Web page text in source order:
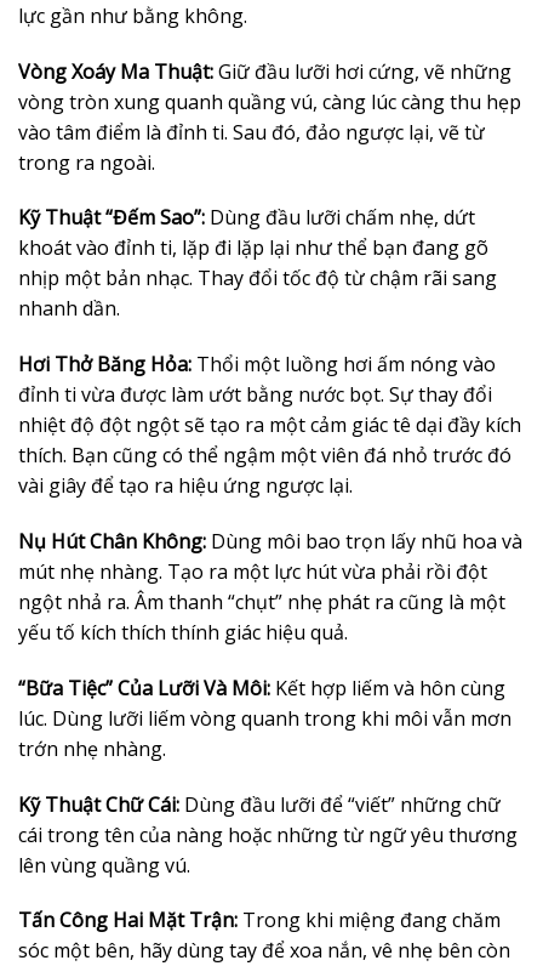
lực gần như bằng không.
Vòng Xoáy Ma Thuật:Giữ đầu lưỡi hơi cứng, vẽ những
vòng tròn xung quanh quầng vú, càng lúc càng thu hẹp
vào tâm điểm là đỉnh ti. Sau đó, đảo ngược lại, vẽ từ
trong ra ngoài.
Kỹ Thuật “Đếm Sao”: Dùng đầu lưỡi chấm nhẹ, dứt
khoát vào đỉnh ti, lặp đi lặp lại như thể bạn đang gõ
nhịp một bản nhạc. Thay đổi tốc độ từ chậm rãi sang
nhanh dần.
Hơi Thở Băng Hỏa: Thổi một luồng hơi ấm nóng vào
đỉnh ti vừa được làm ướt bằng nước bọt. Sự thay đổi
nhiệt độ đột ngột sẽ tạo ra một cảm giác tê dại đầy kích
thích. Bạn cũng có thể ngậm một viên đá nhỏ trước đó
vài giây để tạo ra hiệu ứng ngược lại.
Nụ Hút Chân Không: Dùng môi bao trọn lấy nhũ hoa và
mút nhẹ nhàng. Tạo ra một lực hút vừa phải rồi đột
ngột nhả ra. Âm thanh “chụt” nhẹ phát ra cũng là một
yếu tố kích thích thính giác hiệu quả.
“Bữa Tiệc” Của Lưỡi Và Môi: Kết hợp liếm và hôn cùng
lúc. Dùng lưỡi liếm vòng quanh trong khi môi vẫn mơn
trớn nhẹ nhàng.
Kỹ Thuật Chữ Cái: Dùng đầu lưỡi để “viết” những chữ
cái trong tên của nàng hoặc những từ ngữ yêu thương
lên vùng quầng vú.
Tấn Công Hai Mặt Trận: Trong khi miệng đang chăm
sóc một bên, hãy dùng tay để xoa nắn, vê nhẹ bên còn